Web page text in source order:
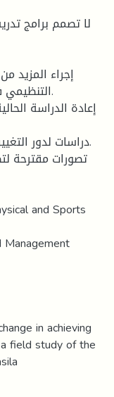
and Sports
in achieving
field study of the